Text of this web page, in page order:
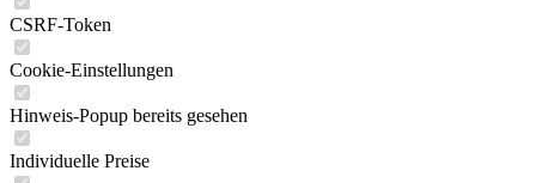
CSRF-Token
Cookie-Einstellungen
Hinweis-Popup bereits gesehen
Individuelle Preise